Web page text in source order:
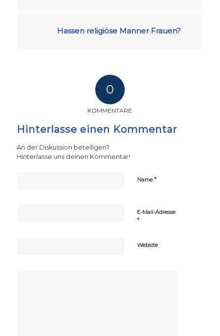
Hassen religiöse Manner Frauen?
0
KOMMENTARE
Hinterlasse einen Kommentar
An der Diskussion beteiligen?
Hinterlasse uns deinen Kommentar!
Name*
E-Mail-Adresse
*
Website